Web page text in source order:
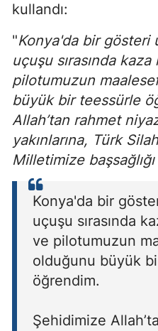
kullandı:
"Konya'da bir gösteri
uçuşu sırasında kaza
pilotumuzun
büyük bir teessürle
Allah’tan rahmet
yakınlarına, Türk
Milletimize
Konya'da bir
uçuşu sırasında
ve pilotumuzun
olduğunu büyük
öğrendim.
Şehidimize